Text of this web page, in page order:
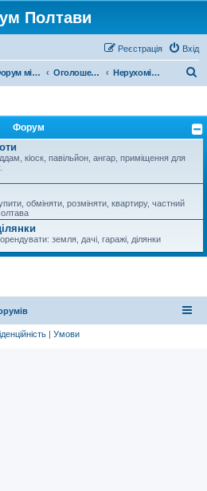
Полтави
Вхід
Реєстрація
Форум міста Полтава Оголошення міста Полтава Нерухомість
у
Форум
кіоск, павільйон, ангар, приміщення для
обміняти, розміняти, квартиру, частний
земля, дачі, гаражі, ділянки
| Умови